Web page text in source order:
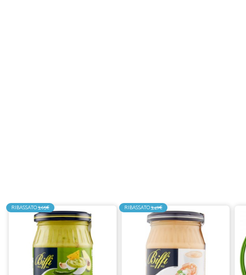
RIBASSATO3,65€ RIBASSATO3,49€